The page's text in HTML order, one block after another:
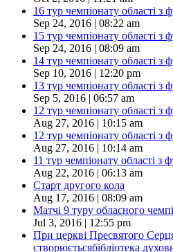
16 тур чемпіонату області з
Sep 24, 2016 | 08:22 am
15 тур чемпіонату області з
Sep 24, 2016 | 08:09 am
14 тур чемпіонату області з
Sep 10, 2016 | 12:20 pm
13 тур чемпіонату області з
Sep 5, 2016 | 06:57 am
12 тур чемпіонату області з
Aug 27, 2016 | 10:15 am
12 тур чемпіонату області з
Aug 27, 2016 | 10:14 am
11 тур чемпіонату області з
Aug 22, 2016 | 06:13 am
Старт другого кола
Aug 17, 2016 | 08:09 am
Матчі 9 туру обласного
Jul 3, 2016 | 12:55 pm
При церкві Пресвятого
створюєтьсябібліотека